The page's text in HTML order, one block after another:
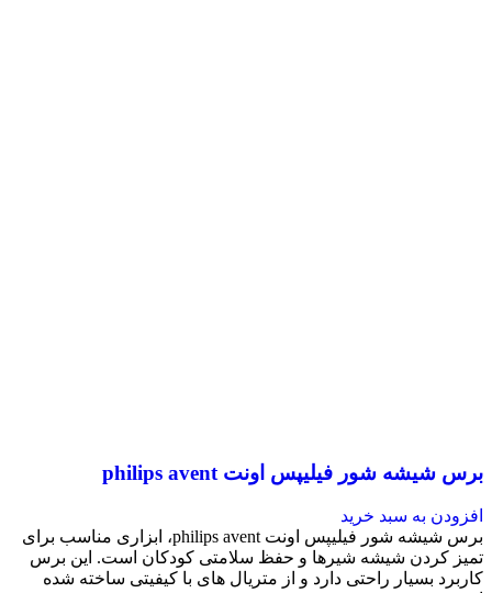
برس شیشه شور فیلیپس اونت philips avent
افزودن به سبد خرید
برس شیشه شور فیلیپس اونت philips avent، ابزاری مناسب برای
تمیز کردن شیشه شیرها و حفظ سلامتی کودکان است. این برس
کاربرد بسیار راحتی دارد و از متریال های با کیفیتی ساخته شده